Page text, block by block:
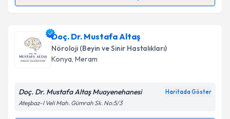
takvim hazırlandığında e-posta ile bilgilendireceğiz.
E-posta Adresiniz
Kişisel verilerimin işlenmesine ilişkin
Doç. Dr. Mustafa Altaş
Nöroloji (Beyin ve Sinir Hastalıkları)
Konya, Meram
Doç. Dr. Mustafa Altaş Muayenehanesi Haritada Göster
Ateşbaz-I Veli Mah. Gümrah Sk. No:5/3